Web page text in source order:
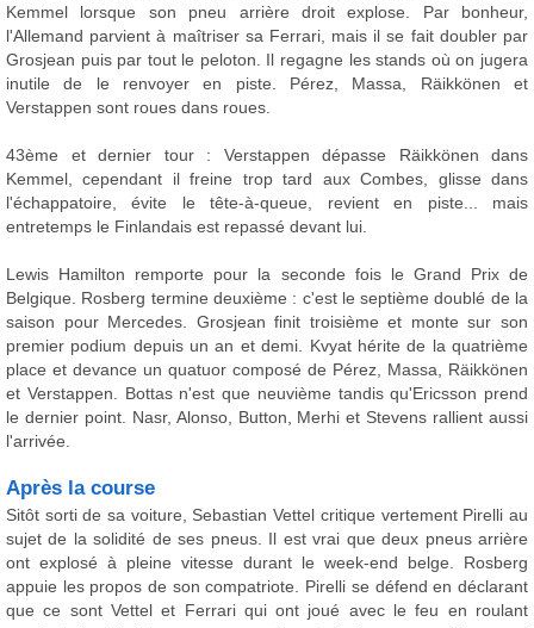
Kemmel lorsque son pneu arrière droit explose. Par bonheur,
l'Allemand parvient à maîtriser sa Ferrari, mais il se fait doubler par
Grosjean puis par tout le peloton. Il regagne les stands où on jugera
inutile de le renvoyer en piste. Pérez, Massa, Räikkönen et
Verstappen sont roues dans roues.
43ème et dernier tour : Verstappen dépasse Räikkönen dans
Kemmel, cependant il freine trop tard aux Combes, glisse dans
l'échappatoire, évite le tête-à-queue, revient en piste... mais
entretemps le Finlandais est repassé devant lui.
Lewis Hamilton remporte pour la seconde fois le Grand Prix de
Belgique. Rosberg termine deuxième : c'est le septième doublé de la
saison pour Mercedes. Grosjean finit troisième et monte sur son
premier podium depuis un an et demi. Kvyat hérite de la quatrième
place et devance un quatuor composé de Pérez, Massa, Räikkönen
et Verstappen. Bottas n'est que neuvième tandis qu'Ericsson prend
le dernier point. Nasr, Alonso, Button, Merhi et Stevens rallient aussi
l'arrivée.
Après la course
Sitôt sorti de sa voiture, Sebastian Vettel critique vertement Pirelli au
sujet de la solidité de ses pneus. Il est vrai que deux pneus arrière
ont explosé à pleine vitesse durant le week-end belge. Rosberg
appuie les propos de son compatriote. Pirelli se défend en déclarant
que ce sont Vettel et Ferrari qui ont joué avec le feu en roulant